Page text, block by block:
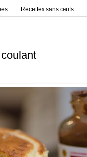
Recettes sans œufs